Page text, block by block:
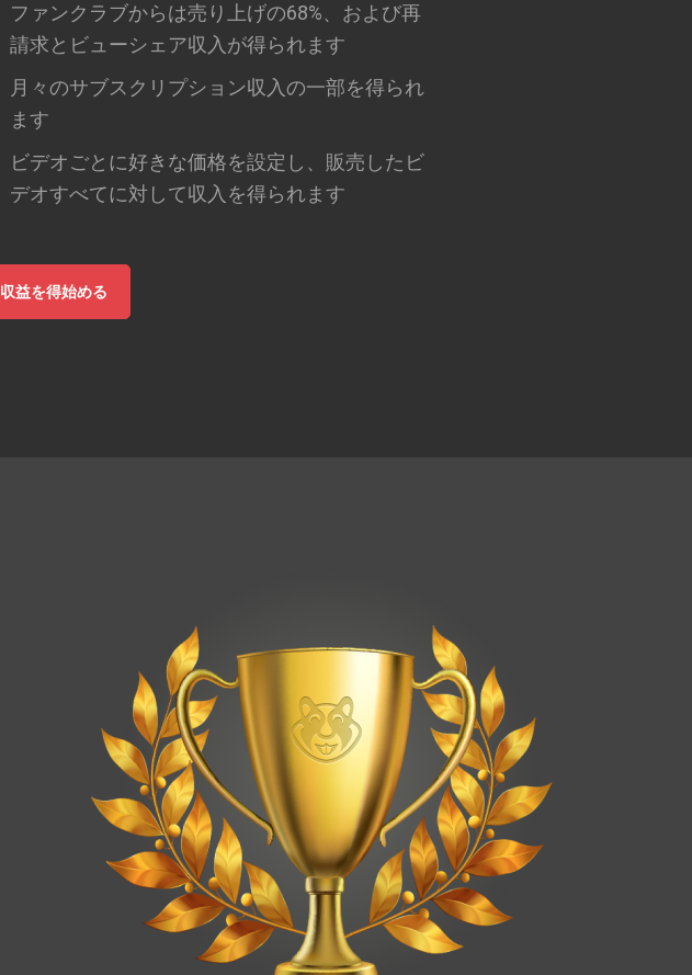
ファンクラブからは売り上げの68%、および再
請求とビューシェア収入が得られます
月々のサブスクリプション収入の一部を得られ
ます
ビデオごとに好きな価格を設定し、販売したビ
デオすべてに対して収入を得られます
収益を得始める